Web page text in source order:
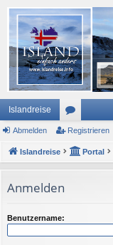
Islandreise
or
en
Abmelden Registrieren
Islandreise Portal
Anmelden
Benutzername: